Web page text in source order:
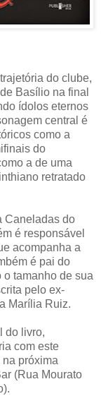
do clube,
Basílio na final
ídolos eternos
central é
como a
do
a de uma
retratado
Caneladas do
é responsável
acompanha a
é pai do
tamanho de sua
pelo ex-
Marília Ruiz.
do livro,
com este
próxima
(Rua Mourato